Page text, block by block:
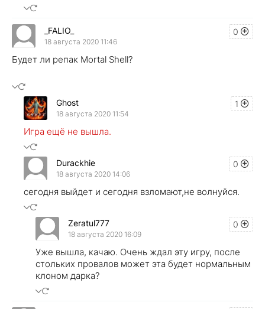
0
_FALIO_
18 августа 2020 11:46
Будет ли репак Mortal Shell?
1
Ghost
18 августа 2020 11:54
Игра ещё не вышла.
0
Durackhie
18 августа 2020 14:06
сегодня выйдет и сегодня взломают,не волнуйся.
0
Zeratul777
18 августа 2020 16:09
Уже вышла, качаю. Очень ждал эту игру, после
стольких провалов может эта будет нормальным
клоном дарка?